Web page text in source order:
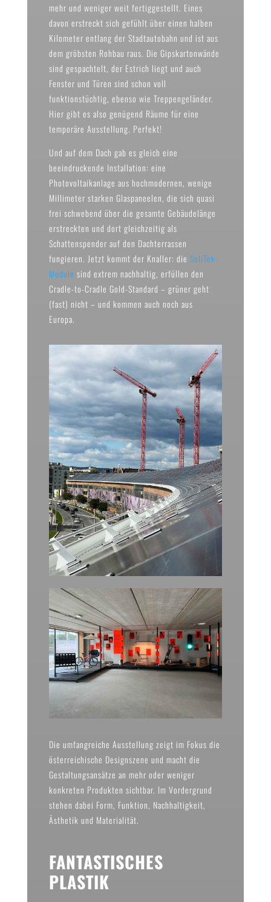
mehr und weniger weit fertiggestellt. Eines
davon erstreckt sich gefühlt über einen halben
Kilometer entlang der Stadtautobahn und ist aus
dem gröbsten Rohbau raus. Die Gipskartonwände
sind gespachtelt, der Estrich liegt und auch
Fenster und Türen sind schon voll
funktionstüchtig, ebenso wie Treppengeländer.
Hier gibt es also genügend Räume für eine
temporäre Ausstellung. Perfekt!
Und auf dem Dach gab es gleich eine
beeindruckende Installation: eine
Photovoltaikanlage aus hochmodernen, wenige
Millimeter starken Glaspaneelen, die sich quasi
frei schwebend über die gesamte Gebäudelänge
erstreckten und dort gleichzeitig als
Schattenspender auf den Dachterrassen
fungieren. Jetzt kommt der Knaller: die SoliTek-
Module sind extrem nachhaltig, erfüllen den
Cradle-to-Cradle Gold-Standard – grüner geht
(fast) nicht – und kommen auch noch aus
Europa.
Die umfangreiche Ausstellung zeigt im Fokus die
österreichische Designszene und macht die
Gestaltungsansätze an mehr oder weniger
konkreten Produkten sichtbar. Im Vordergrund
stehen dabei Form, Funktion, Nachhaltigkeit,
Ästhetik und Materialität.
FANTASTISCHES
PLASTIK